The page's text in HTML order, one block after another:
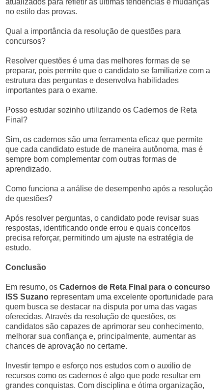
atualizados para refletir as últimas tendências e mudanças
no estilo das provas.
Qual a importância da resolução de questões para
concursos?
Resolver questões é uma das melhores formas de se
preparar, pois permite que o candidato se familiarize com a
estrutura das perguntas e desenvolva habilidades
importantes para o exame.
Posso estudar sozinho utilizando os Cadernos de Reta
Final?
Sim, os cadernos são uma ferramenta eficaz que permite
que cada candidato estude de maneira autônoma, mas é
sempre bom complementar com outras formas de
aprendizado.
Como funciona a análise de desempenho após a resolução
de questões?
Após resolver perguntas, o candidato pode revisar suas
respostas, identificando onde errou e quais conceitos
precisa reforçar, permitindo um ajuste na estratégia de
estudo.
Conclusão
Em resumo, osCadernos de Reta Final para o concurso
ISS Suzano representam uma excelente oportunidade para
quem busca se destacar na disputa por uma das vagas
oferecidas. Através da resolução de questões, os
candidatos são capazes de aprimorar seu conhecimento,
melhorar sua confiança e, principalmente, aumentar as
chances de aprovação no certame.
Investir tempo e esforço nos estudos com o auxilio de
recursos como os cadernos é algo que pode resultar em
grandes conquistas. Com disciplina e ótima organização,